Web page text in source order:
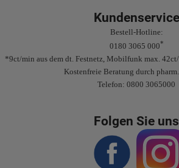
Kundenservice
Bestell-Hotline:
0180 3065 000*
*9ct/min aus dem dt. Festnetz, Mobilfunk max.
Kostenfreie Beratung durch
Telefon: 0800 3065000
Folgen Sie uns